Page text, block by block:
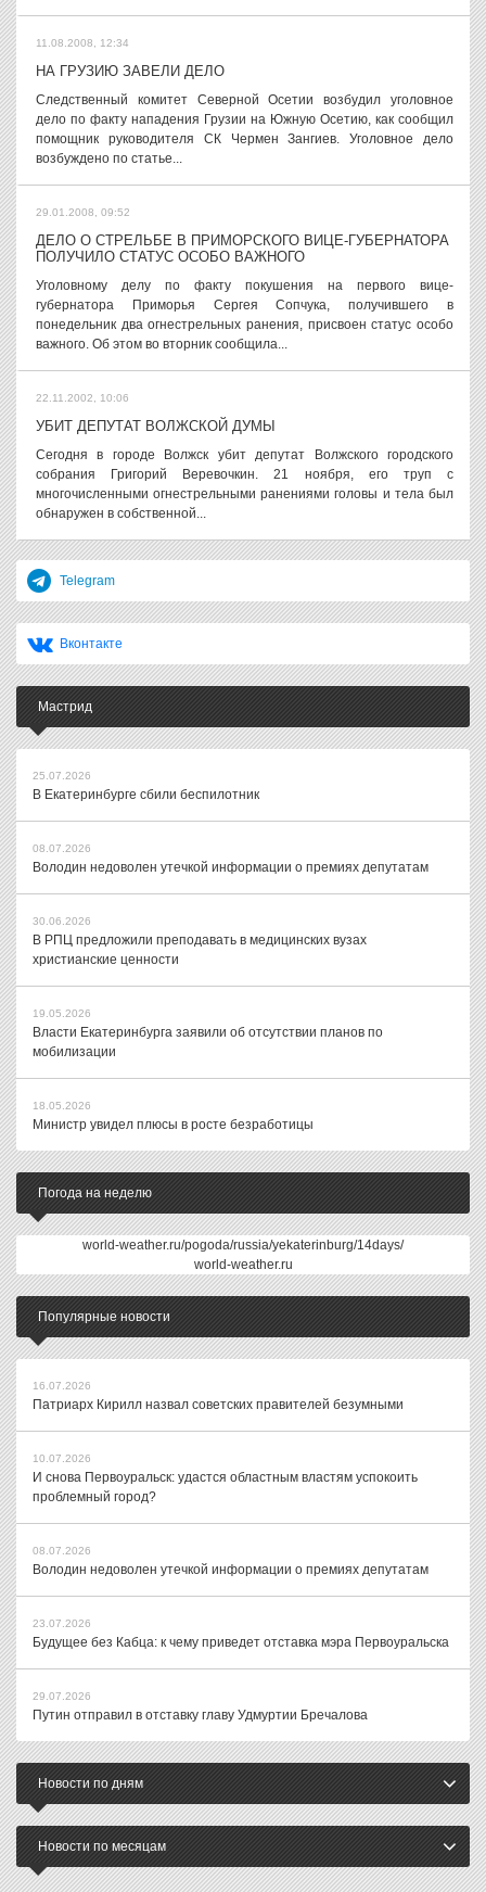
11.08.2008, 12:34
НА ГРУЗИЮ ЗАВЕЛИ ДЕЛО
Следственный комитет Северной Осетии возбудил уголовное
дело по факту нападения Грузии на Южную Осетию, как сообщил
помощник руководителя СК Чермен Зангиев. Уголовное дело
возбуждено по статье...
29.01.2008, 09:52
ДЕЛО О СТРЕЛЬБЕ В ПРИМОРСКОГО ВИЦЕ-ГУБЕРНАТОРА
ПОЛУЧИЛО СТАТУС ОСОБО ВАЖНОГО
Уголовному делу по факту покушения на первого вице-
губернатора Приморья Сергея Сопчука, получившего в
понедельник два огнестрельных ранения, присвоен статус особо
важного. Об этом во вторник сообщила...
22.11.2002, 10:06
УБИТ ДЕПУТАТ ВОЛЖСКОЙ ДУМЫ
Сегодня в городе Волжск убит депутат Волжского городского
собрания Григорий Веревочкин. 21 ноября, его труп с
многочисленными огнестрельными ранениями головы и тела был
обнаружен в собственной...
Telegram
Вконтакте
Мастрид
25.07.2026
В Екатеринбурге сбили беспилотник
08.07.2026
Володин недоволен утечкой информации о премиях депутатам
30.06.2026
В РПЦ предложили преподавать в медицинских вузах
христианские ценности
19.05.2026
Власти Екатеринбурга заявили об отсутствии планов по
мобилизации
18.05.2026
Министр увидел плюсы в росте безработицы
Погода на неделю
world-weather.ru/pogoda/russia/yekaterinburg/14days/
world-weather.ru
Популярные новости
16.07.2026
Патриарх Кирилл назвал советских правителей безумными
10.07.2026
И снова Первоуральск: удастся областным властям успокоить
проблемный город?
08.07.2026
Володин недоволен утечкой информации о премиях депутатам
23.07.2026
Будущее без Кабца: к чему приведет отставка мэра Первоуральска
29.07.2026
Путин отправил в отставку главу Удмуртии Бречалова
Новости по дням
Новости по месяцам